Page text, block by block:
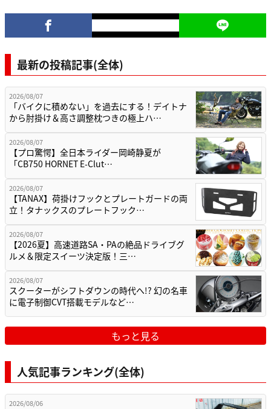
最新の投稿記事(全体)
2026/08/07
「バイクに積めない」を過去にする！デイトナ
から肘掛け＆高さ調整枕つきの極上ハ…
2026/08/07
【プロ驚愕】全日本ライダー岡崎静夏が
「CB750 HORNET E-Clut…
2026/08/07
【TANAX】荷掛けフックとプレートガードの両
立！タナックスのプレートフック…
2026/08/07
【2026夏】高速道路SA・PAの絶品ドライブグ
ルメ＆限定スイーツ決定版！三…
2026/08/07
スクーターがシフトダウンの時代へ!? 幻の名車
に電子制御CVT搭載モデルなど…
もっと見る
人気記事ランキング(全体)
2026/08/06